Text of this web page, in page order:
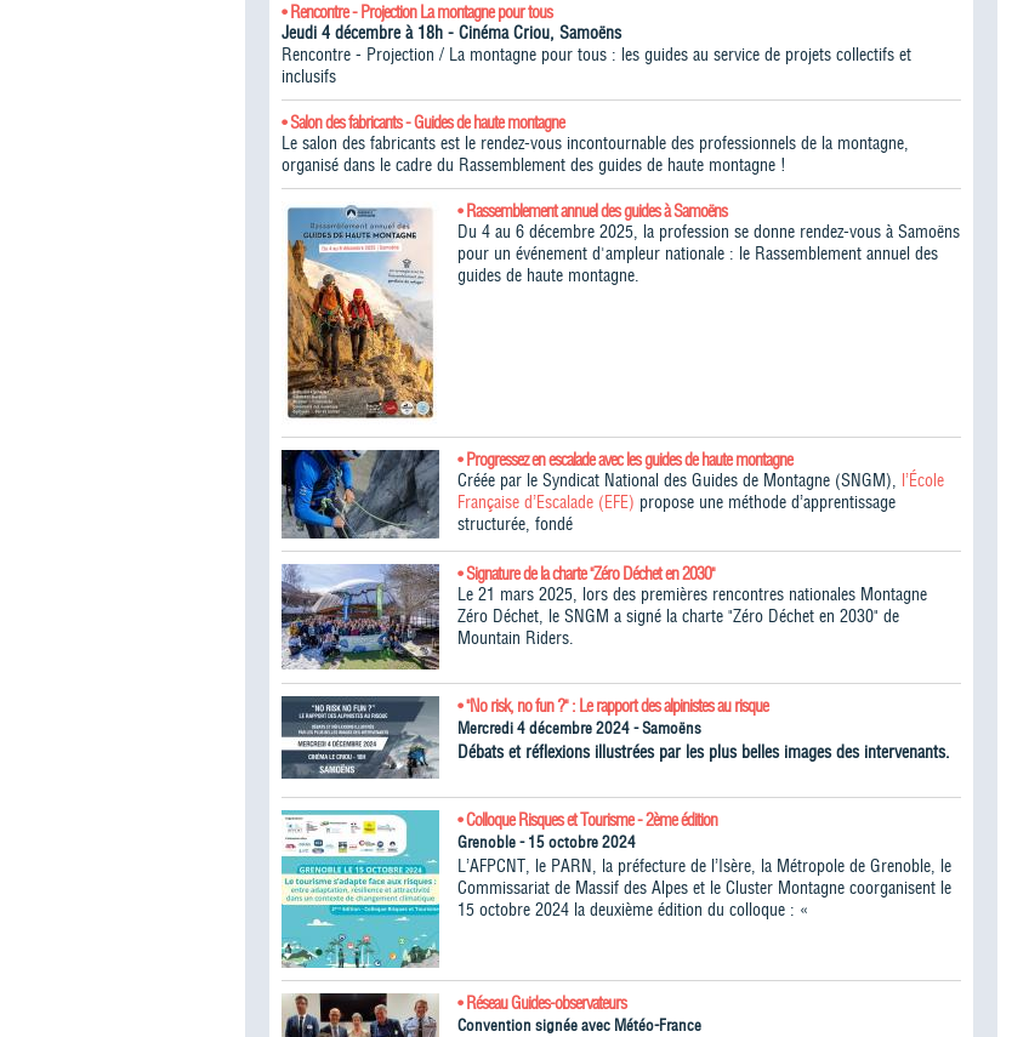
• Rencontre - Projection La montagne pour tous
Jeudi 4 décembre à 18h - Cinéma Criou, Samoëns
Rencontre - Projection / La montagne pour tous : les guides au service de projets collectifs et
inclusifs
• Salon des fabricants - Guides de haute montagne
Le salon des fabricants est le rendez-vous incontournable des professionnels de la montagne,
organisé dans le cadre du Rassemblement des guides de haute montagne !​
• Rassemblement annuel des guides à Samoëns
Du 4 au 6 décembre 2025, la profession se donne rendez-vous à Samoëns
pour un événement d'ampleur nationale : le Rassemblement annuel des
guides de haute montagne.
• Progressez en escalade avec les guides de haute montagne
Créée par le Syndicat National des Guides de Montagne (SNGM), l’École
Française d’Escalade (EFE) propose une méthode d’apprentissage
structurée, fondé
• Signature de la charte "Zéro Déchet en 2030"
Le 21 mars 2025, lors des premières rencontres nationales Montagne
Zéro Déchet, le SNGM a signé la charte "Zéro Déchet en 2030" de
Mountain Riders.
• "No risk, no fun ?" : Le rapport des alpinistes au risque
Mercredi 4 décembre 2024 - Samoëns
Débats et réflexions illustrées par les plus belles images des intervenants.
• Colloque Risques et Tourisme - 2ème édition
Grenoble - 15 octobre 2024
L’AFPCNT, le PARN, la préfecture de l’Isère, la Métropole de Grenoble, le
Commissariat de Massif des Alpes et le Cluster Montagne coorganisent le
15 octobre 2024 la deuxième édition du colloque : «
• Réseau Guides-observateurs
Convention signée avec Météo-France